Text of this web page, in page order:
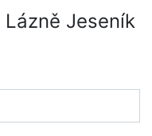
Jeseník